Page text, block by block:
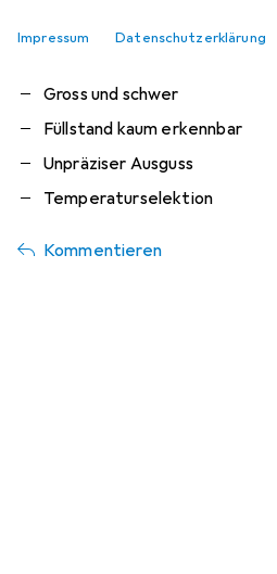
Impressum Datenschutzerklärung
Gross und schwer
Füllstand kaum erkennbar
Unpräziser Ausguss
Temperaturselektion
Kommentieren